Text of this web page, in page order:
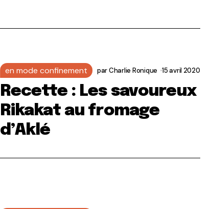
en mode confinement parCharlie Ronique 15 avril 2020
Recette : Les savoureux
Rikakat au fromage
d’Aklé